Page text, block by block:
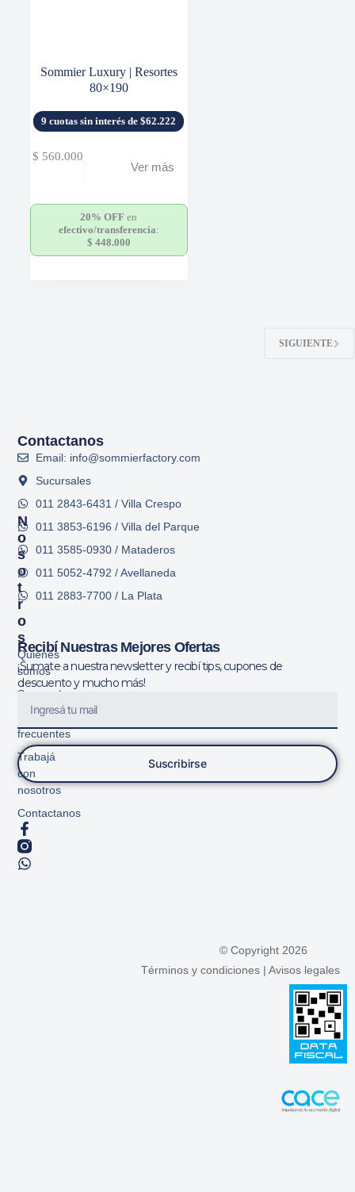
Sommier Luxury | Resortes
80×190
9 cuotas sin interés de $62.222
$ 560.000
Ver más
20% OFF en
efectivo/transferencia:
$ 448.000
SIGUIENTE
N
O
S
O
T
R
O
S
Quiénes
somos
Sucursales
Preguntas
frecuentes
Trabajá
con
nosotros
Contactanos
Contactanos
Email: info@sommierfactory.com
Sucursales
011 2843-6431 / Villa Crespo
011 3853-6196 / Villa del Parque
011 3585-0930 / Mataderos
011 5052-4792 / Avellaneda
011 2883-7700 / La Plata
Recibí Nuestras Mejores Ofertas
¡Sumate a nuestra newsletter y recibí tips, cupones de
descuento y mucho más!
Suscribirse
© Copyright 2026
Términos y condiciones| Avisos legales